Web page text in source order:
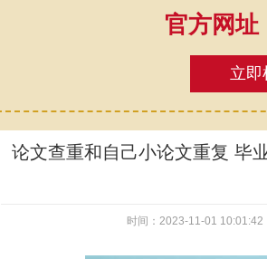
官方网
立即
论文查重和自己小论文重复 毕
时间：2023-11-01 10:01:42